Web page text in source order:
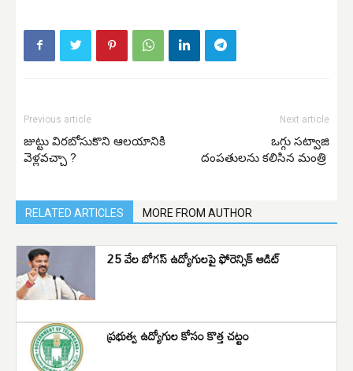
Previous article
జుట్టు విరబోసుకొని ఆలయానికి
వెళ్లవచ్చా ?
Next article
ఒగ్గు సట్వాజి
దంప‌తుల‌ను కలిసిన మంత్రి
RELATED ARTICLES MORE FROM AUTHOR
25 వేల బోగస్ ఉద్యోగులపై ఫోరెన్సిక్ ఆడిట్
ప్రభుత్వ ఉద్యోగుల కోసం కొత్త చట్టం